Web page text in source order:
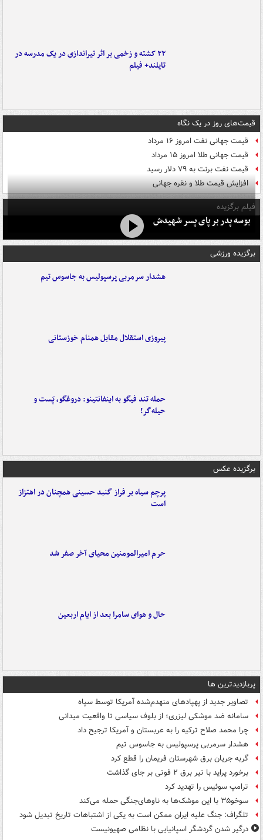
۲۲ کشته و زخمی بر اثر تیراندازی در یک مدرسه در
تایلند+ فیلم
قیمت‌های روز در یک نگاه
قیمت جهانی نفت امروز ۱۶ مرداد
قیمت جهانی طلا امروز ۱۵ مرداد
قیمت نفت برنت به ۷۹ دلار رسید
افزایش قیمت طلا و نقره جهانی
فیلم برگزیده
بوسه‌ پدر بر پای پسر شهیدش
برگزیده ورزشی
هشدار سرمربی پرسپولیس به جاسوس تیم
پیروزی استقلال مقابل همنام خوزستانی
حمله تند فیگو به اینفانتینو: دروغگو، پَست‌ و
حیله‌گر!
برگزیده عکس
پرچم سیاه بر فراز گنبد حسینی همچنان در اهتزاز
است
حرم امیرالمومنین محیای آخر صفر شد
حال و هوای سامرا بعد از ایام اربعین
پربازدیدترین ها
تصاویر جدید از پهپادهای منهدم‌شده آمریکا توسط سپاه
سامانه ضد موشکی لیزری؛ از بلوف سیاسی تا واقعیت میدانی
چرا محمد صلاح ترکیه را به عربستان و آمریکا ترجیح داد
هشدار سرمربی پرسپولیس به جاسوس تیم
گربه جریان برق شهرستان فریمان را قطع کرد
برخورد پراید با تیر برق ۲ فوتی بر جای گذاشت
ترامپ سوئیس را تهدید کرد
سوخو۳۵ با این موشک‌ها به ناوهای‌جنگی حمله می‌کند
تلگراف: جنگ علیه ایران ممکن است به یکی از اشتباهات تاریخ تبدیل شود
درگیر شدن گردشگر اسپانیایی با نظامی صهیونیست